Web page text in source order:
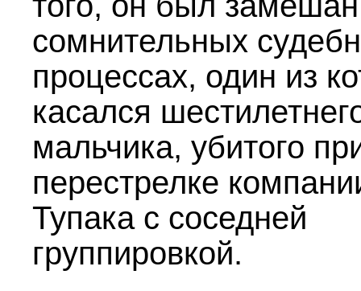
сомнительных
процессах, один из
касался
мальчика, убитого
перестрелке
Тупака с соседней
группировкой.